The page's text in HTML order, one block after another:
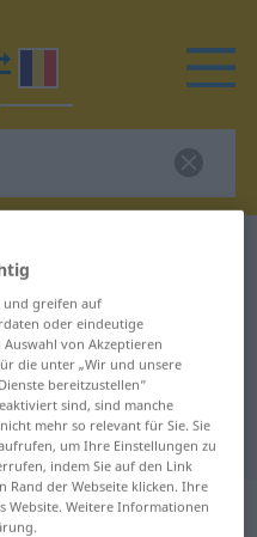
Übersetzung
adjektivisch
und greifen auf
oder eindeutige
von Akzeptieren
die unter „Wir und unsere
bereitzustellen“
sind, sind manche
mehr so relevant für Sie. Sie
um Ihre Einstellungen zu
indem Sie auf den Link
Rand der Webseite klicken. Ihre
Website. Weitere Informationen